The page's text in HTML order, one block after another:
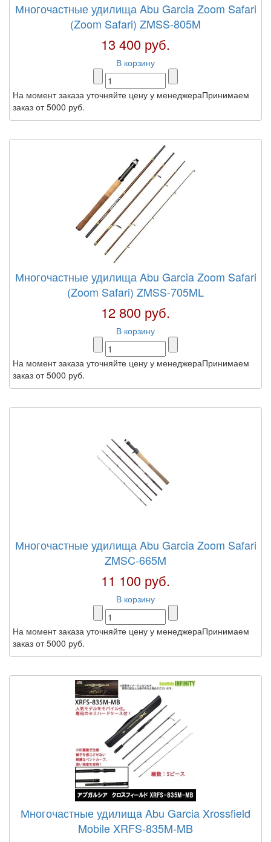
Многочастные удилища Abu Garcia Zoom Safari
(Zoom Safari) ZMSS-805M
13 400 руб.
В корзину
На момент заказа уточняйте цену у менеджераПринимаем
заказ от 5000 руб.
Многочастные удилища Abu Garcia Zoom Safari
(Zoom Safari) ZMSS-705ML
12 800 руб.
В корзину
На момент заказа уточняйте цену у менеджераПринимаем
заказ от 5000 руб.
Многочастные удилища Abu Garcia Zoom Safari
ZMSC-665M
11 100 руб.
В корзину
На момент заказа уточняйте цену у менеджераПринимаем
заказ от 5000 руб.
Многочастные удилища Abu Garcia Xrossfield
Mobile XRFS-835M-MB